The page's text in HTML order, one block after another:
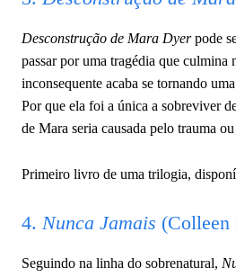
Desconstrução de Mara Dyerpode
passar por uma tragédia que culmina
inconsequente acaba se tornando
Por que ela foi a única a sobreviver
de Mara seria causada pelo trauma
Primeiro livro de uma trilogia,
4. Nunca Jamais (Colleen
Seguindo na linha do sobrenatural,